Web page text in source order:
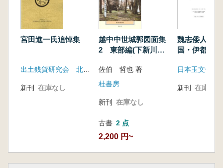
宮田進一氏追悼集
出土銭貨研究会 北陸信越出土銭貨研究会
新刊 在庫なし
越中中世城郭図面集
2 東部編(下新川
市・滑川市)
佐伯 哲也 著
桂書房
新刊 在庫なし
古書 2 点
2,200 円~
魏志倭人伝
国・伊都国
新刊 在庫なし